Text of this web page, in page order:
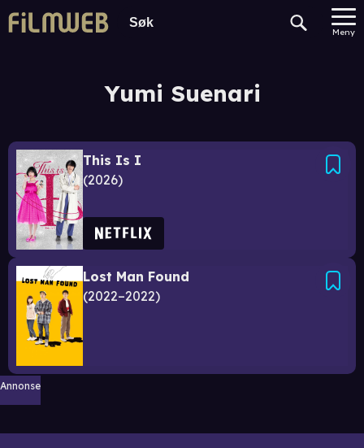
Meny
Yumi Suenari
This Is I
2026
Lost Man Found
2022–2022
Annonse